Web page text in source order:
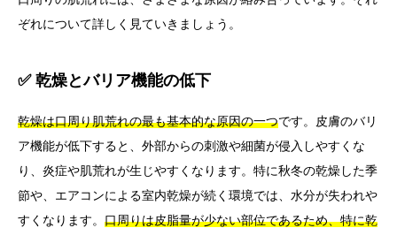
ぞれについて詳しく見ていきましょう。
✅ 乾燥とバリア機能の低下
乾燥は口周り肌荒れの最も基本的な原因の一つです。皮膚のバリ
ア機能が低下すると、外部からの刺激や細菌が侵入しやすくな
り、炎症や肌荒れが生じやすくなります。特に秋冬の乾燥した季
節や、エアコンによる室内乾燥が続く環境では、水分が失われや
すくなります。 口周りは皮脂量が少ない部位であるため、特に乾